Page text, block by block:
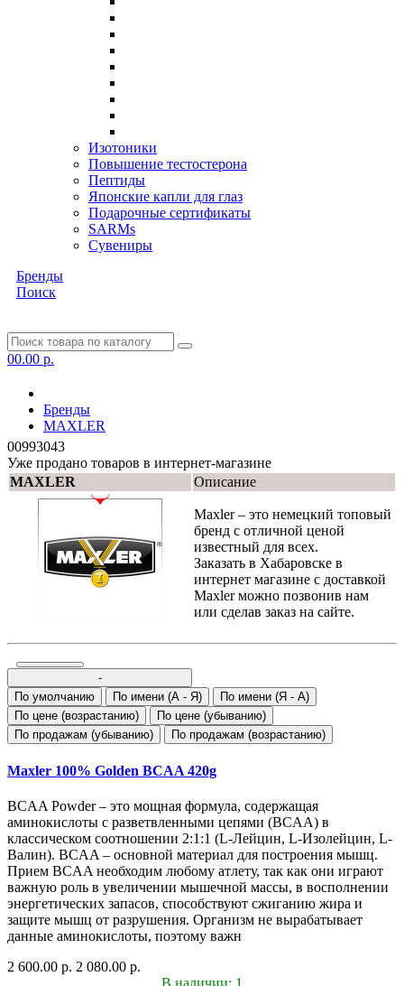
Изотоники
Повышение тестостерона
Пептиды
Японские капли для глаз
Подарочные сертификаты
SARMs
Сувениры
Бренды
Поиск
00.00 р.
Бренды
MAXLER
00993043
Уже продано товаров в интернет-магазине
MAXLER
Описание
Maxler – это немецкий топовый
бренд с отличной ценой
известный для всех.
Заказать в Хабаровске в
интернет магазине с доставкой
Maxler можно позвонив нам
или сделав заказ на сайте.
-
По умолчанию
По имени (A - Я)
По имени (Я - A)
По цене (возрастанию)
По цене (убыванию)
По продажам (убыванию)
По продажам (возрастанию)
Maxler 100% Golden BCAA 420g
BCAA Powder – это мощная формула, содержащая
аминокислоты с разветвленными цепями (BCAA) в
классическом соотношении 2:1:1 (L-Лейцин, L-Изолейцин, L-
Валин). BCAA – основной материал для построения мышц.
Прием BCAA необходим любому атлету, так как они играют
важную роль в увеличении мышечной массы, в восполнении
энергетических запасов, способствуют сжиганию жира и
защите мышц от разрушения. Организм не вырабатывает
данные аминокислоты, поэтому важн
2 600.00 р. 2 080.00 р.
В наличии: 1